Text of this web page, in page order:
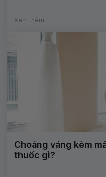
Xem thêm
Choáng váng kèm
thuốc gì?